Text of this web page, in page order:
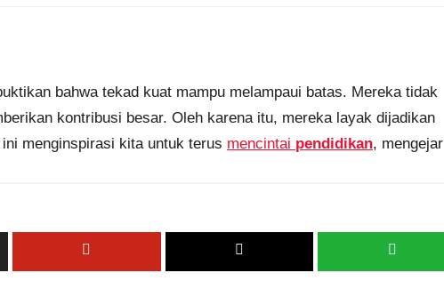
bahwa tekad kuat mampu melampaui batas. Mereka tidak
kontribusi besar. Oleh karena itu, mereka layak dijadikan
menginspirasi kita untuk terus mencintai pendidikan, mengejar